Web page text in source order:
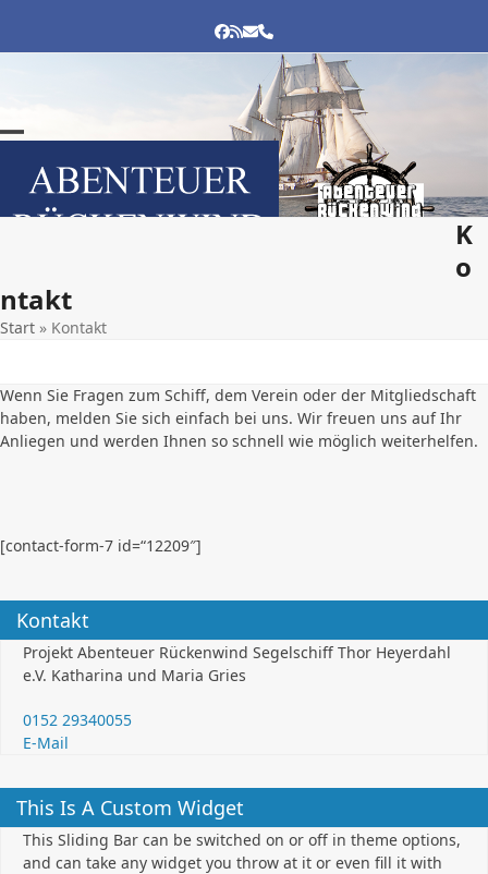
content
FACEBOOK
RSS
E-
MAIL
TELEFON
mobile
mobile
K
o
ntakt
Start » Kontakt
Wenn Sie Fragen zum Schiff, dem Verein oder der Mitgliedschaft
haben, melden Sie sich einfach bei uns. Wir freuen uns auf Ihr
Anliegen und werden Ihnen so schnell wie möglich weiterhelfen.
[contact-form-7 id=“12209″]
Kontakt
Projekt Abenteuer Rückenwind Segelschiff Thor Heyerdahl
e.V. Katharina und Maria Gries
0152 29340055
E-Mail
This Is A Custom Widget
This Sliding Bar can be switched on or off in theme options,
and can take any widget you throw at it or even fill it with